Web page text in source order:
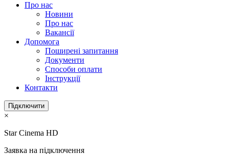
Про нас
Новини
Про нас
Вакансії
Допомога
Поширені запитання
Документи
Способи оплати
Інструкції
Контакти
Підключити
×
Star Cinema HD
Заявка на підключення